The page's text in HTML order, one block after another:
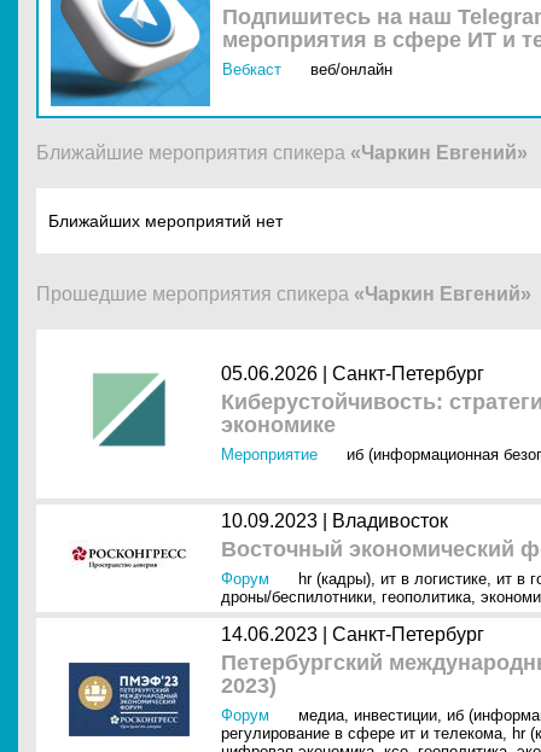
Подпишитесь на наш
мероприятия в сфере ИТ и
Вебкаст веб/онлайн
Ближайшие мероприятия спикера «Чаркин Евгений»
Ближайших мероприятий нет
Прошедшие мероприятия спикера «Чаркин Евгений»
05.06.2026 | Санкт-Петербург
Киберустойчивость:
экономике
Мероприятие иб (информационная
10.09.2023 | Владивосток
Восточный экономический
Форум hr (кадры), ит в логистике, ит в
дроны/беспилотники, геополитика,
14.06.2023 | Санкт-Петербург
Петербургский
2023)
Форум медиа, инвестиции, иб
регулирование в сфере ит и телекома, hr